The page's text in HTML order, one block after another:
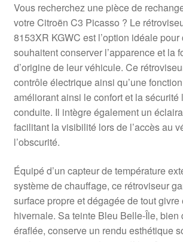
Vous recherchez une pièce de
votre Citroën C3 Picasso ? Le
8153XR KGWC est l’option idéale pour
souhaitent conserver l’apparence et la
d’origine de leur véhicule. Ce
contrôle électrique ainsi qu’une
améliorant ainsi le confort et la sécurité
conduite. Il intègre également un
facilitant la visibilité lors de l’accès au
l’obscurité.
Équipé d’un capteur de température
système de chauffage, ce rétroviseur
surface propre et dégagée de tout givre
hivernale. Sa teinte Bleu Belle-Île, bien
éraflée, conserve un rendu esthétique